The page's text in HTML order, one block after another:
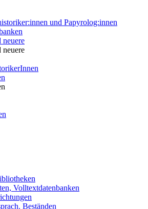
und Papyrolog:innen
neuere
neuere
Volltextdatenbanken
Beständen